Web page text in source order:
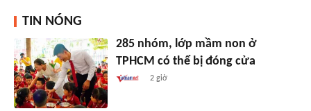
TIN NÓNG
285 nhóm, lớp mầm non ở
TPHCM có thể bị đóng cửa
2 giờ